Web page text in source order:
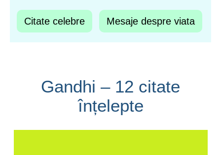
Citate celebre Mesaje despre viata
Gandhi – 12 citate
înțelepte